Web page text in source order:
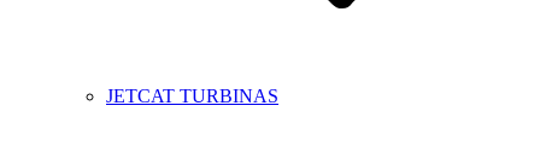
JETCAT TURBINAS